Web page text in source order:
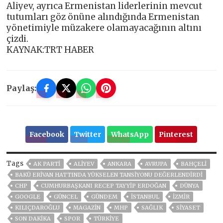
Aliyev, ayrıca Ermenistan liderlerinin mevcut
tutumları göz önüne alındığında Ermenistan
yönetimiyle müzakere olamayacağının altını
çizdi.
KAYNAK:TRT HABER
Paylaş:
Facebook Twitter WhatsApp Pinterest
Tags AK PARTİ ALIYEV ANKARA AVRUPA
BAHÇELİ
BAKÜ ERIVAN HATTINDA YÜKSELEN TANSIYONU DEĞERLENDIRDI
CHP
CUMHURBAŞKANI RECEP TAYYIP ERDOĞAN
DÜNYA
GOOGLE
GÜNCEL GÜNDEM ISTANBUL
İZMIR
KILIÇDAROĞLU
MAGAZİN MHP SAĞLIK
SİYASET
SON DAKIKA
SPOR TÜRKİYE